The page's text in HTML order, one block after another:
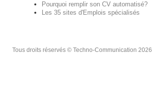
Pourquoi remplir son CV automatisé?
Les 35 sites d'Emplois spécialisés
Tous droits réservés © Techno-Communication 2026